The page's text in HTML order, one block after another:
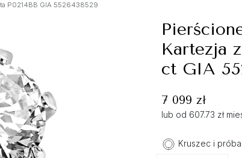
P0214BB GIA 5526438529
Kartezja
ct GIA
7 099 zł
lub od 607.73 zł
Kruszec i próba: